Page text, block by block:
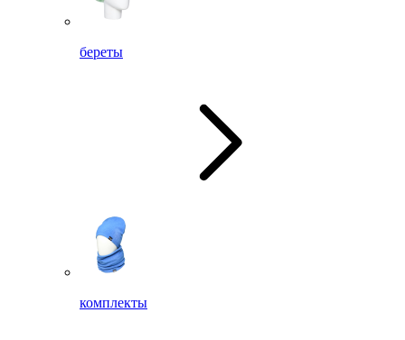
береты
комплекты